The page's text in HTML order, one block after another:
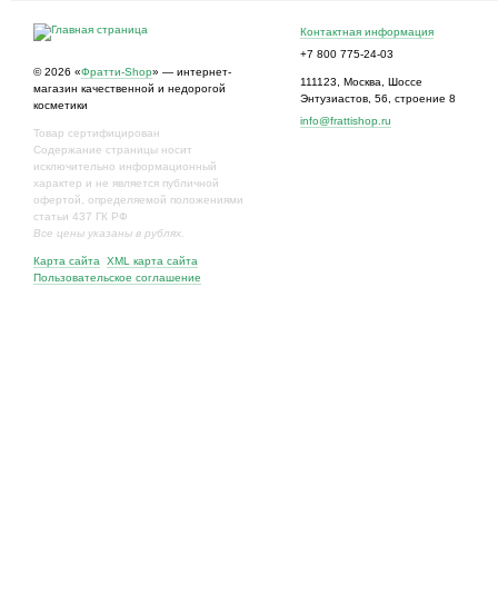
© 2026 «Фратти-Shop» — интернет-
магазин качественной и недорогой
косметики
Товар сертифицирован
Содержание страницы носит
исключительно информационный
характер и не является публичной
офертой, определяемой положениями
статьи 437 ГК РФ
Все цены указаны в рублях.
Карта сайта
XML карта сайта
Пользовательское соглашение
Контактная информация
+7 800 775-24-03
111123 Москва
Шоссе
Энтузиастов, 56, строение 8
info@frattishop.ru